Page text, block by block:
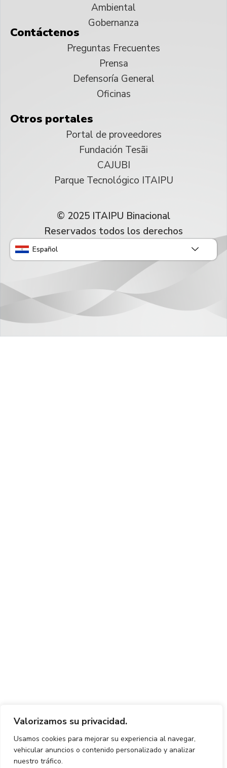
Valorizamos su privacidad.
Usamos cookies para mejorar su experiencia al navegar,
vehicular anuncios o contenido personalizado y analizar
nuestro tráfico.
Ambiental
Gobernanza
Contáctenos
Preguntas Frecuentes
Prensa
Defensoría General
Oficinas
Otros portales
Portal de proveedores
Fundación Tesãi
CAJUBI
Parque Tecnológico ITAIPU
© 2025 ITAIPU Binacional
Reservados todos los derechos
Español